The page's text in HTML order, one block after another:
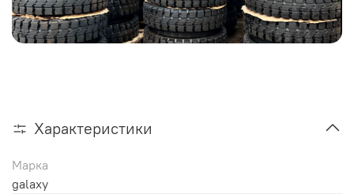
Характеристики
Марка
galaxy